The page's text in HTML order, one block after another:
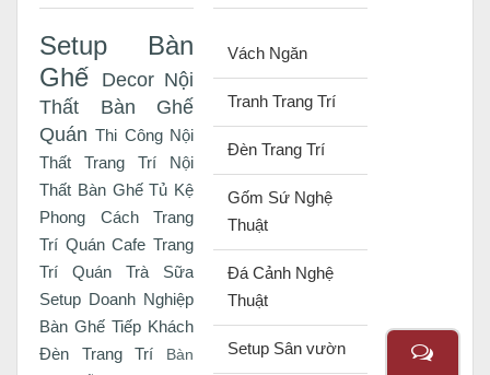
Setup Bàn
Ghế
Decor Nội
Thất
Bàn Ghế
Quán Thi Công Nội
Thất
Trang Trí Nội
Thất Bàn Ghế Tủ Kệ
Phong Cách
Trang
Trí Quán Cafe Trang
Trí Quán Trà Sữa
Setup Doanh Nghiệp
Bàn Ghế Tiếp Khách
Đèn Trang Trí
Bàn
Vách Ngăn
Tranh Trang Trí
Đèn Trang Trí
Gốm Sứ Nghệ
Thuật
Đá Cảnh Nghệ
Thuật
Setup Sân vườn